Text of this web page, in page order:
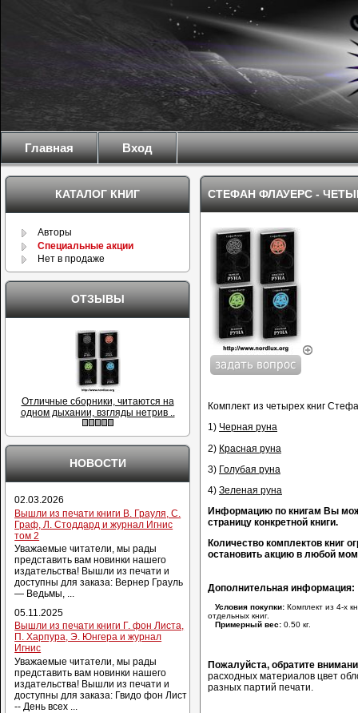
Главная Вход
СТЕФАН ФЛАУЕРС -
Комплект из четырех книг
1) Черная руна
2) Красная руна
3) Голубая руна
4) Зеленая руна
Информацию по книгам Вы
страницу конкретной книги.
Количество комплектов книг
остановить акцию в любой
Дополнительная информация:
Условия покупки: Комплект из 4-х
отдельных книг.
Примерный вес: 0.50 кг.
Пожалуйста, обратите
расходных материалов цвет
разных партий печати.
КАТАЛОГ КНИГ
Авторы
Специальные акции
Нет в продаже
ОТЗЫВЫ
Отличные сборники, читаются на
одном дыхании, взгляды нетрив ..
НОВОСТИ
02.03.2026
Вышли из печати книги В. Грауля, С.
Граф, Л. Стоддард и журнал Игнис
том 2
Уважаемые читатели, мы рады
представить вам новинки нашего
издательства! Вышли из печати и
доступны для заказа: Вернер Грауль
— Ведьмы, ...
05.11.2025
Вышли из печати книги Г. фон Листа,
П. Харпура, Э. Юнгера и журнал
Игнис
Уважаемые читатели, мы рады
представить вам новинки нашего
издательства! Вышли из печати и
доступны для заказа: Гвидо фон Лист
-- День всех ...